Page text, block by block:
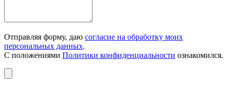
Отправляя форму, даю согласие на обработку моих
персональных данных.
С положениями Политики конфиденциальности ознакомился.